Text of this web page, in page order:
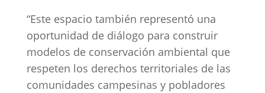
“Este espacio también representó una
oportunidad de diálogo para construir
modelos de conservación ambiental que
respeten los derechos territoriales de las
comunidades campesinas y pobladores